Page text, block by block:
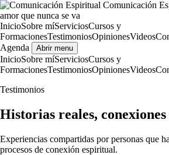
Comunicación
amor que nunca se va
InicioSobre míServiciosCursos y
FormacionesTestimoniosOpinionesVideos
Agenda
Abrir menu
InicioSobre míServiciosCursos y
FormacionesTestimoniosOpinionesVideos
Testimonios
Historias reales,
Experiencias compartidas por personas que
procesos de conexión espiritual.